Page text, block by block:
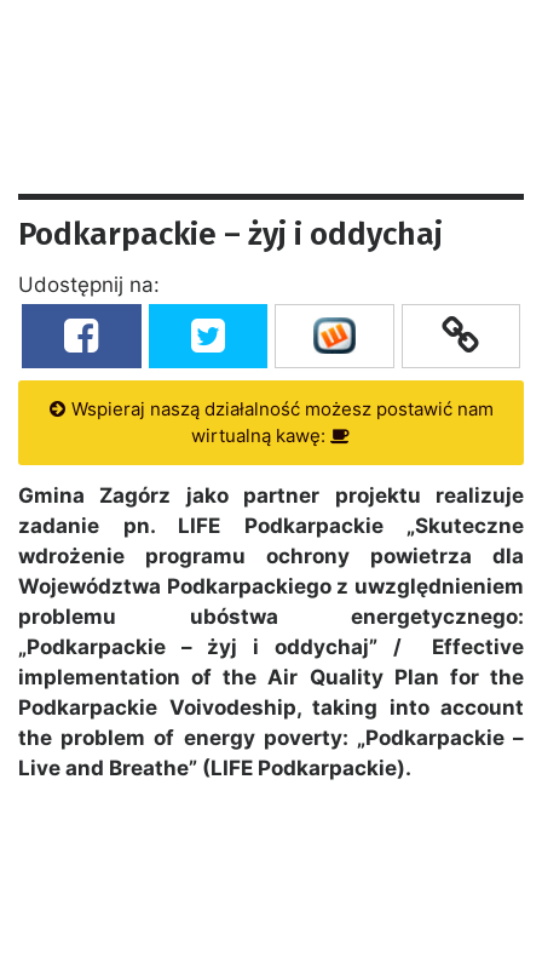
Podkarpackie – żyj i oddychaj
Udostępnij na:
Wspieraj naszą działalność możesz postawić nam
wirtualną kawę:
Gmina Zagórz jako partner projektu realizuje
zadanie pn. LIFE Podkarpackie „Skuteczne
wdrożenie programu ochrony powietrza dla
Województwa Podkarpackiego z uwzględnieniem
problemu ubóstwa energetycznego:
„Podkarpackie – żyj i oddychaj” / Effective
implementation of the Air Quality Plan for the
Podkarpackie Voivodeship, taking into account
the problem of energy poverty: „Podkarpackie –
Live and Breathe” (LIFE Podkarpackie).